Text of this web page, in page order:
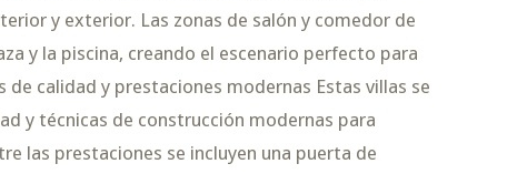
y exterior. Las zonas de salón y comedor de
y la piscina, creando el escenario perfecto para
calidad y prestaciones modernas Estas villas se
y técnicas de construcción modernas para
las prestaciones se incluyen una puerta de